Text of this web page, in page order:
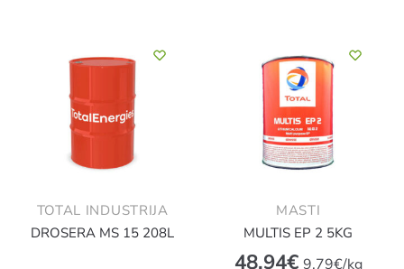
TOTAL INDUSTRIJA
DROSERA MS 15 208L
MASTI
MULTIS EP 2 5KG
48.94€ 9.79€/kg